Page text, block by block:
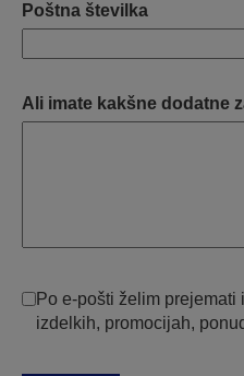
Poštna številka
Ali imate kakšne dodatne
Po e-pošti želim
izdelkih, promocijah,